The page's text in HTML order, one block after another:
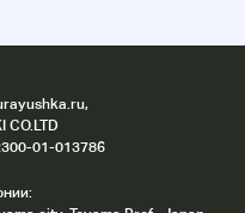
он не открыт или не
CO.LTD
01-013786